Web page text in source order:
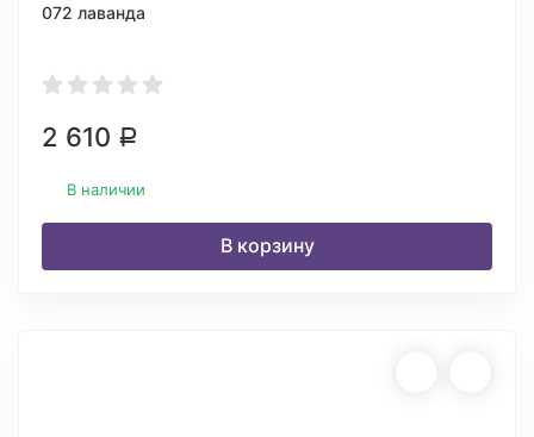
072 лаванда
2 610 Р
В наличии
В корзину